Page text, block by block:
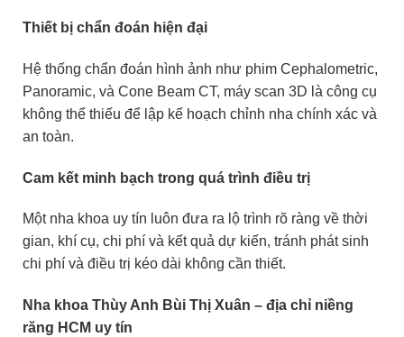
Thiết bị chẩn đoán hiện đại
Hệ thống chẩn đoán hình ảnh như phim Cephalometric,
Panoramic, và Cone Beam CT, máy scan 3D là công cụ
không thể thiếu để lập kế hoạch chỉnh nha chính xác và
an toàn.
Cam kết minh bạch trong quá trình điều trị
Một nha khoa uy tín luôn đưa ra lộ trình rõ ràng về thời
gian, khí cụ, chi phí và kết quả dự kiến, tránh phát sinh
chi phí và điều trị kéo dài không cần thiết.
Nha khoa Thùy Anh Bùi Thị Xuân – địa chỉ niềng
răng HCM uy tín